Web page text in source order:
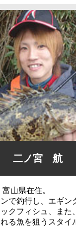
二ノ宮 航
山県在住。
で釣行し、エギン
クフィシュ、また
る魚を狙うスタイ